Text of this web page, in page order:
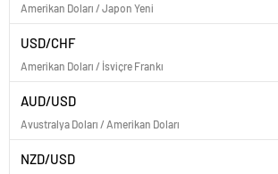
Amerikan Doları / Japon Yeni
USD/CHF
Amerikan Doları / İsviçre Frankı
AUD/USD
Avustralya Doları / Amerikan Doları
NZD/USD